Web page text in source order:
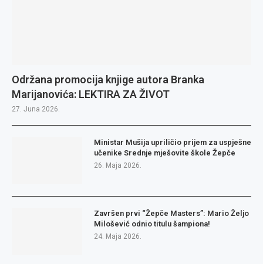
Održana promocija knjige autora Branka
Marijanovića: LEKTIRA ZA ŽIVOT
27. Juna 2026.
Ministar Mušija upriličio prijem za uspješne
učenike Srednje mješovite škole Žepče
26. Maja 2026.
Završen prvi “Žepče Masters”: Mario Željo
Milošević odnio titulu šampiona!
24. Maja 2026.